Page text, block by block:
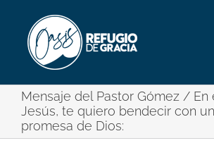
content
Mensaje del Pastor Gómez / En
Jesús, te quiero bendecir con
promesa de Dios: